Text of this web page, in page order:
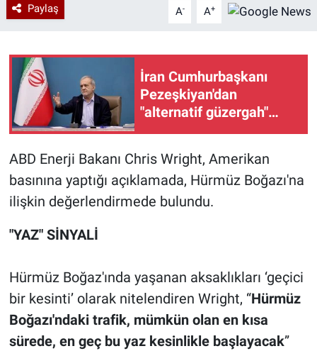
Paylaş A- A+
İran Cumhurbaşkanı
Pezeşkiyan'dan
"alternatif güzergah"
ABD Enerji Bakanı Chris Wright, Amerikan
basınına yaptığı açıklamada, Hürmüz Boğazı'na
ilişkin değerlendirmede bulundu.
"YAZ" SİNYALİ
Hürmüz Boğaz'ında yaşanan aksaklıkları ‘geçici
bir kesinti’ olarak nitelendiren Wright, “Hürmüz
Boğazı'ndaki trafik, mümkün olan en kısa
sürede, en geç bu yaz kesinlikle başlayacak”
Ramazan